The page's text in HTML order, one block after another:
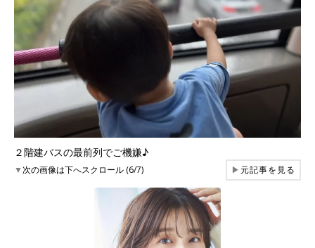
２階建バスの最前列でご機嫌♪
▼次の画像は下へスクロール (6/7) ▶元記事を見る